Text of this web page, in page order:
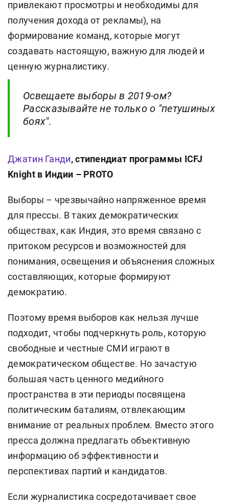
привлекают просмотры и необходимы для
получения дохода от рекламы), на
формирование команд, которые могут
создавать настоящую, важную для людей и
ценную журналистику.
Освещаете выборы в 2019-ом?
Рассказывайте не только о "петушиных
боях".
Джатин Ганди, стипендиат программы ICFJ
Knight в Индии – PROTO
Выборы – чрезвычайно напряженное время
для прессы. В таких демократических
обществах, как Индия, это время связано с
притоком ресурсов и возможностей для
понимания, освещения и объяснения сложных
составляющих, которые формируют
демократию.
Поэтому время выборов как нельзя лучше
подходит, чтобы подчеркнуть роль, которую
свободные и честные СМИ играют в
демократическом обществе. Но зачастую
большая часть ценного медийного
пространства в эти периоды посвящена
политическим баталиям, отвлекающим
внимание от реальных проблем. Вместо этого
пресса должна предлагать объективную
информацию об эффективности и
перспективах партий и кандидатов.
Если журналистика сосредотачивает свое